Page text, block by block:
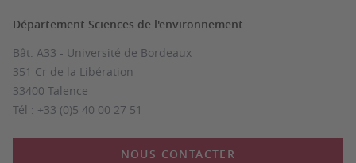
Département Sciences de l'environnement
Bât. A33 - Université de Bordeaux
351 Cr de la Libération
33400 Talence
Tél : +33 (0)5 40 00 27 51
NOUS CONTACTER